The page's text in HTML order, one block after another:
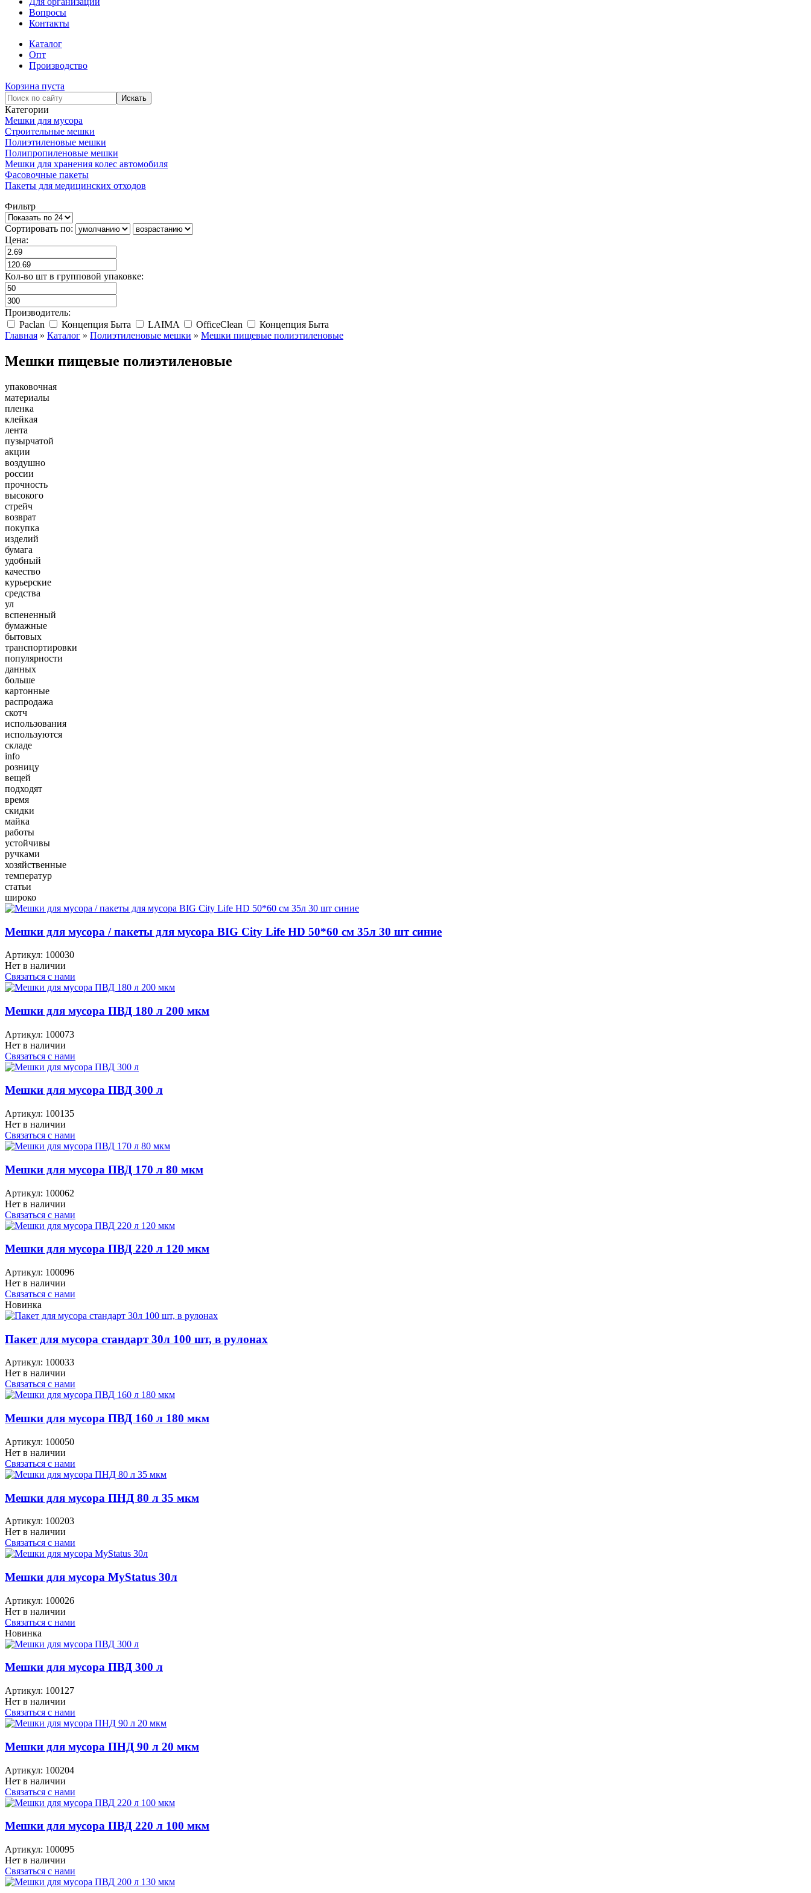
Вопросы
Контакты
Каталог
Опт
Производство
Корзина пуста
Категории
Мешки для мусора
Строительные мешки
Полиэтиленовые мешки
Полипропиленовые мешки
Мешки для хранения колес автомобиля
Фасовочные пакеты
Пакеты для медицинских отходов
Фильтр
Сортировать по:
Цена:
Кол-во шт в групповой упаковке:
Производитель:
Paclan
Концепция Быта LAIMA OfficeClean
Концепция Быта
Главная » Каталог » Полиэтиленовые мешки » Мешки пищевые полиэтиленовые
Мешки пищевые полиэтиленовые
упаковочная
материалы
пленка
клейкая
лента
пузырчатой
акции
воздушно
россии
прочность
высокого
стрейч
возврат
покупка
изделий
бумага
удобный
качество
курьерские
средства
ул
вспененный
бумажные
бытовых
транспортировки
популярности
данных
больше
картонные
распродажа
скотч
использования
используются
складе
info
розницу
вещей
подходят
время
скидки
майка
работы
устойчивы
ручками
хозяйственные
температур
статьи
широко
Мешки для мусора / пакеты для мусора BIG City Life HD 50*60 см 35л 30 шт синие
Артикул: 100030
Нет в наличии
Связаться с нами
Мешки для мусора ПВД 180 л 200 мкм
Артикул: 100073
Нет в наличии
Связаться с нами
Мешки для мусора ПВД 300 л
Артикул: 100135
Нет в наличии
Связаться с нами
Мешки для мусора ПВД 170 л 80 мкм
Артикул: 100062
Нет в наличии
Связаться с нами
Мешки для мусора ПВД 220 л 120 мкм
Артикул: 100096
Нет в наличии
Связаться с нами
Новинка
Пакет для мусора стандарт 30л 100 шт, в рулонах
Артикул: 100033
Нет в наличии
Связаться с нами
Мешки для мусора ПВД 160 л 180 мкм
Артикул: 100050
Нет в наличии
Связаться с нами
Мешки для мусора ПНД 80 л 35 мкм
Артикул: 100203
Нет в наличии
Связаться с нами
Мешки для мусора MyStatus 30л
Артикул: 100026
Нет в наличии
Связаться с нами
Новинка
Мешки для мусора ПВД 300 л
Артикул: 100127
Нет в наличии
Связаться с нами
Мешки для мусора ПНД 90 л 20 мкм
Артикул: 100204
Нет в наличии
Связаться с нами
Мешки для мусора ПВД 220 л 100 мкм
Артикул: 100095
Нет в наличии
Связаться с нами